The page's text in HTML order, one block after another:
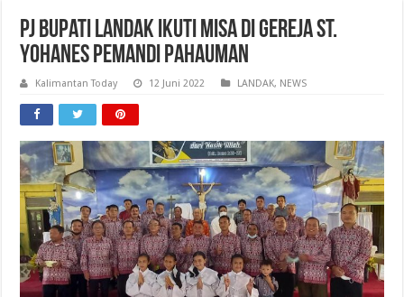
Pj Bupati Landak Ikuti Misa di Gereja St.
Yohanes Pemandi Pahauman
Kalimantan Today 12 Juni 2022 LANDAK, NEWS